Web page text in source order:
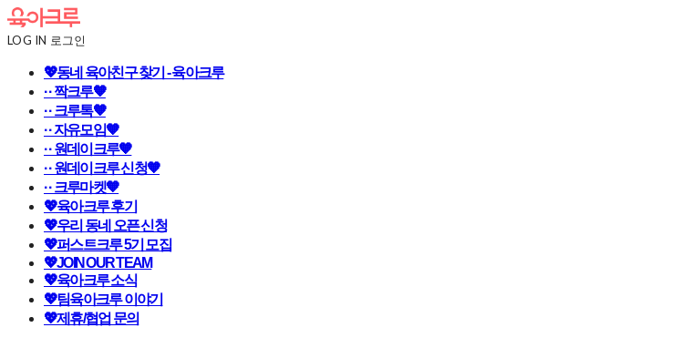
LOG IN 로그인
💖동네 육아친구 찾기 - 육아크루
· · 짝크루🧡
· · 크루톡🧡
· · 자유모임🧡
· · 원데이크루🧡
· · 원데이크루 신청🧡
· · 크루마켓🧡
💖육아크루 후기
💖우리 동네 오픈 신청
💖퍼스트크루 5기 모집
💖JOIN OUR TEAM
💖육아크루 소식
💖팀육아크루 이야기
💖제휴/협업 문의